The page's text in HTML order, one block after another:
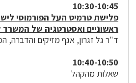
10:30-10:45
פלישת טרמיט העל הפורמוסי
ראשוניים ואסטרטגיה של
ד"ר גל זגרון, אגף מזיקים והדברה,
10:40-10:50
שאלות מהקהל